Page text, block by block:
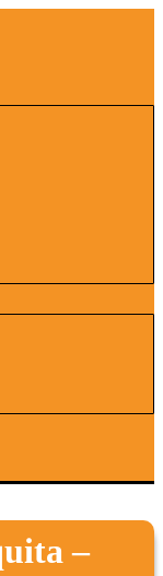
–